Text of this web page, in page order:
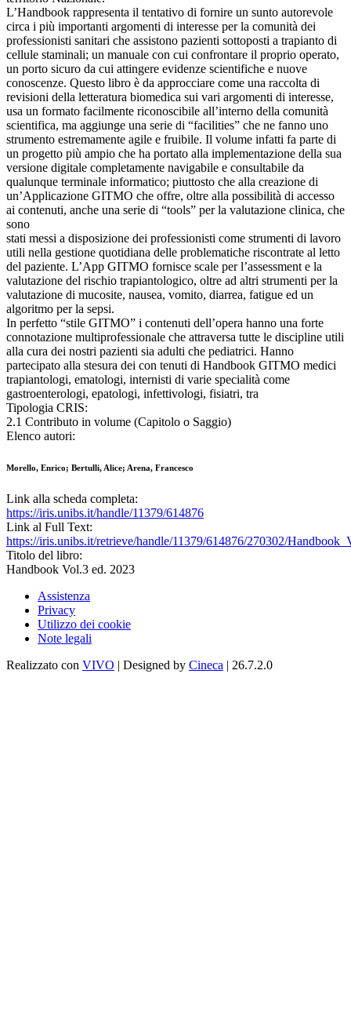
L’Handbook rappresenta il tentativo di fornire un sunto autorevole
circa i più importanti argomenti di interesse per la comunità dei
professionisti sanitari che assistono pazienti sottoposti a trapianto di
cellule staminali; un manuale con cui confrontare il proprio operato,
un porto sicuro da cui attingere evidenze scientifiche e nuove
conoscenze. Questo libro è da approcciare come una raccolta di
revisioni della letteratura biomedica sui vari argomenti di interesse,
usa un formato facilmente riconoscibile all’interno della comunità
scientifica, ma aggiunge una serie di “facilities” che ne fanno uno
strumento estremamente agile e fruibile. Il volume infatti fa parte di
un progetto più ampio che ha portato alla implementazione della sua
versione digitale completamente navigabile e consultabile da
qualunque terminale informatico; piuttosto che alla creazione di
un’Applicazione GITMO che offre, oltre alla possibilità di accesso
ai contenuti, anche una serie di “tools” per la valutazione clinica, che
sono
stati messi a disposizione dei professionisti come strumenti di lavoro
utili nella gestione quotidiana delle problematiche riscontrate al letto
del paziente. L’App GITMO fornisce scale per l’assessment e la
valutazione del rischio trapiantologico, oltre ad altri strumenti per la
valutazione di mucosite, nausea, vomito, diarrea, fatigue ed un
algoritmo per la sepsi.
In perfetto “stile GITMO” i contenuti dell’opera hanno una forte
connotazione multiprofessionale che attraversa tutte le discipline utili
alla cura dei nostri pazienti sia adulti che pediatrici. Hanno
partecipato alla stesura dei con tenuti di Handbook GITMO medici
trapiantologi, ematologi, internisti di varie specialità come
gastroenterologi, epatologi, infettivologi, fisiatri, tra
Tipologia CRIS:
2.1 Contributo in volume (Capitolo o Saggio)
Elenco autori:
Morello, Enrico; Bertulli, Alice; Arena, Francesco
Link alla scheda completa:
https://iris.unibs.it/handle/11379/614876
Link al Full Text:
https://iris.unibs.it/retrieve/handle/11379/614876/270302/
Titolo del libro:
Handbook Vol.3 ed. 2023
Assistenza
Privacy
Utilizzo dei cookie
Note legali
Realizzato con VIVO | Designed by Cineca | 26.7.2.0